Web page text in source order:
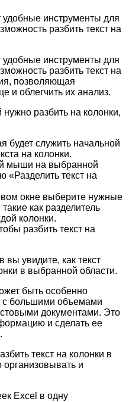
удобные инструменты для
разбить текст на
удобные инструменты для
разбить текст на
позволяющая
и облегчить их анализ.
нужно разбить на колонки,
будет служить начальной
на колонки.
мыши на выбранной
«Разделить текст на
окне выберите нужные
как разделитель
колонки.
разбить текст на
увидите, как текст
в выбранной области.
быть особенно
с большими объемами
документами. Это
и сделать ее
текст на колонки в
и
Excel в одну